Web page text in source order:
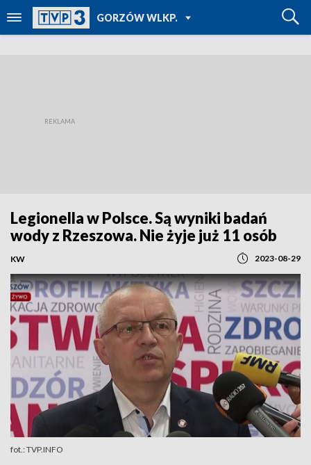
GORZÓW WLKP.
TVP REGIONY
Legionella w Polsce. Są wyniki badań
wody z Rzeszowa. Nie żyje już 11 osób
KW 2023-08-29
fot.: TVP.INFO